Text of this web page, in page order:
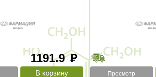
1191.9руб
Просмотр